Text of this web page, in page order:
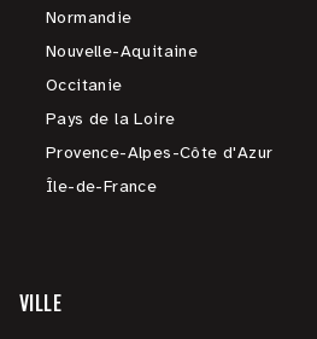
Normandie
Nouvelle-Aquitaine
Occitanie
Pays de la Loire
Provence-Alpes-Côte d'Azur
Île-de-France
VILLE